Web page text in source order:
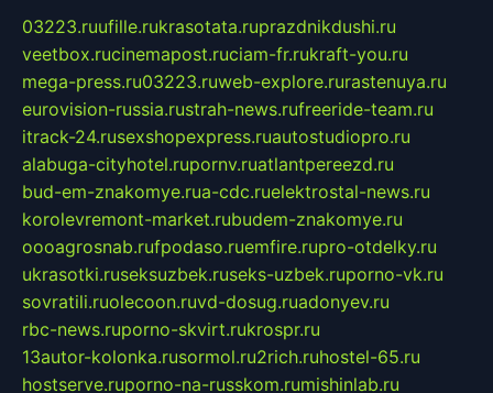
03223.ruufille.rukrasotata.ruprazdnikdushi.ru
veetbox.rucinemapost.ruciam-fr.rukraft-you.ru
mega-press.ru03223.ruweb-explore.rurastenuya.ru
eurovision-russia.rustrah-news.rufreeride-team.ru
itrack-24.rusexshopexpress.ruautostudiopro.ru
alabuga-cityhotel.rupornv.ruatlantpereezd.ru
bud-em-znakomye.rua-cdc.ruelektrostal-news.ru
korolevremont-market.rubudem-znakomye.ru
oooagrosnab.rufpodaso.ruemfire.rupro-otdelky.ru
ukrasotki.ruseksuzbek.ruseks-uzbek.ruporno-vk.ru
sovratili.ruolecoon.ruvd-dosug.ruadonyev.ru
rbc-news.ruporno-skvirt.rukrospr.ru
13autor-kolonka.rusormol.ru2rich.ruhostel-65.ru
hostserve.ruporno-na-russkom.rumishinlab.ru